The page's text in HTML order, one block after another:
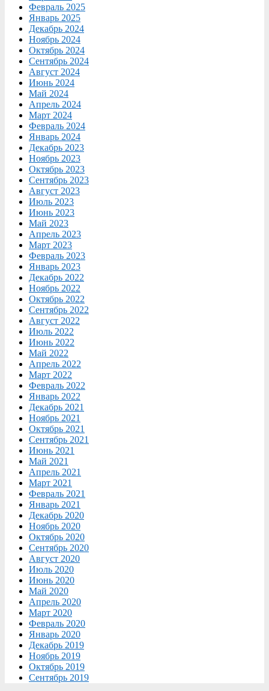
Февраль 2025
Январь 2025
Декабрь 2024
Ноябрь 2024
Октябрь 2024
Сентябрь 2024
Август 2024
Июнь 2024
Май 2024
Апрель 2024
Март 2024
Февраль 2024
Январь 2024
Декабрь 2023
Ноябрь 2023
Октябрь 2023
Сентябрь 2023
Август 2023
Июль 2023
Июнь 2023
Май 2023
Апрель 2023
Март 2023
Февраль 2023
Январь 2023
Декабрь 2022
Ноябрь 2022
Октябрь 2022
Сентябрь 2022
Август 2022
Июль 2022
Июнь 2022
Май 2022
Апрель 2022
Март 2022
Февраль 2022
Январь 2022
Декабрь 2021
Ноябрь 2021
Октябрь 2021
Сентябрь 2021
Июнь 2021
Май 2021
Апрель 2021
Март 2021
Февраль 2021
Январь 2021
Декабрь 2020
Ноябрь 2020
Октябрь 2020
Сентябрь 2020
Август 2020
Июль 2020
Июнь 2020
Май 2020
Апрель 2020
Март 2020
Февраль 2020
Январь 2020
Декабрь 2019
Ноябрь 2019
Октябрь 2019
Сентябрь 2019